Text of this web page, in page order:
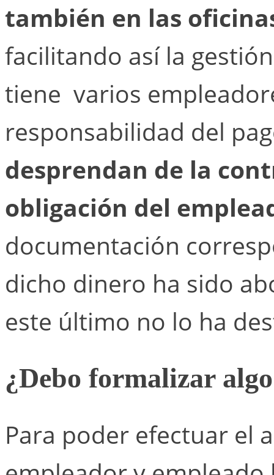
también en las
facilitando así la
tiene varios
responsabilidad del
desprendan de la
obligación del
documentación
dicho dinero ha sido
este último no lo ha
¿Debo formalizar
Para poder efectuar el